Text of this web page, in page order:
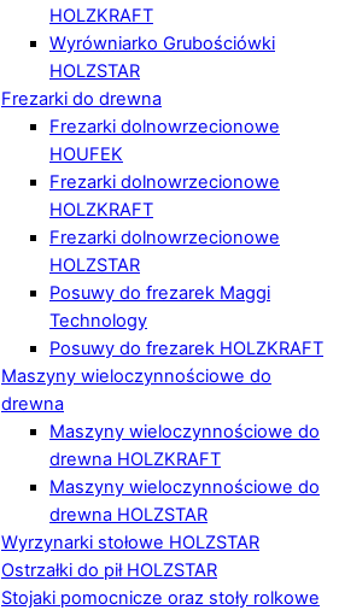
HOLZKRAFT
Wyrówniarko Grubościówki
HOLZSTAR
Frezarki do drewna
Frezarki dolnowrzecionowe
HOUFEK
Frezarki dolnowrzecionowe
HOLZKRAFT
Frezarki dolnowrzecionowe
HOLZSTAR
Posuwy do frezarek Maggi
Technology
Posuwy do frezarek HOLZKRAFT
Maszyny wieloczynnościowe do
drewna
Maszyny wieloczynnościowe do
drewna HOLZKRAFT
Maszyny wieloczynnościowe do
drewna HOLZSTAR
Wyrzynarki stołowe HOLZSTAR
Ostrzałki do pił HOLZSTAR
Stojaki pomocnicze oraz stoły rolkowe